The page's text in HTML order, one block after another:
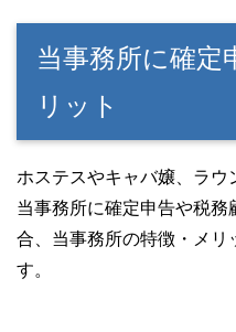
当事務所に確定
リット
ホステスやキャバ嬢、ラ
当事務所に確定申告や税
合、当事務所の特徴・メリ
す。